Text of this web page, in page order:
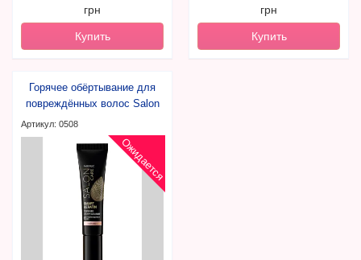
грн
Купить
грн
Купить
Горячее обёртывание для
повреждённых волос Salon
Артикул: 0508
Ожидается